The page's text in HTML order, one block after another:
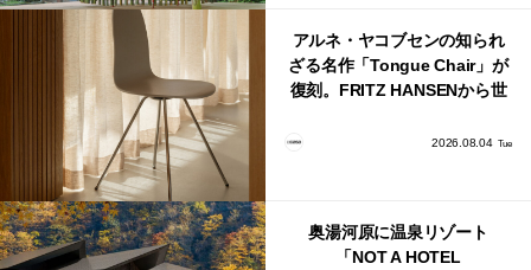
アルネ・ヤコブセンの知られ
ざる名作「Tongue Chair」が
復刻。FRITZ HANSENから世
2026.08.04 Tue
奥湯河原に温泉リゾート
「NOT A HOTEL